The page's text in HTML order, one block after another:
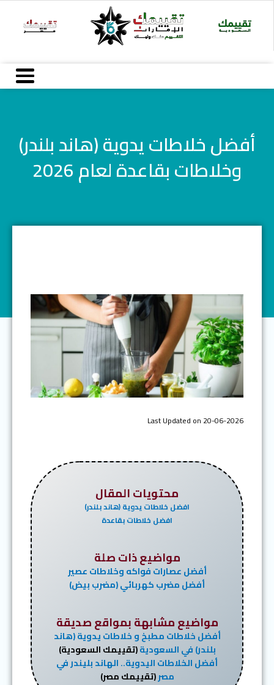
Skip
content
أفضل خلاطات يدوية (هاند بلندر)
وخلاطات بقاعدة لعام 2026
Last Updated on 20-06-2026
محتويات المقال
افضل خلاطات يدوية (هاند بلندر)
افضل خلاطات بقاعدة
مواضيع ذات صلة
أفضل عصارات فواكه وخلاطات عصير
أفضل مضرب كهربائي (مضرب بيض)
مواضيع مشابهة بمواقع صديقة
أفضل خلاطات مطبخ و خلاطات يدوية (هاند
بلندر) في السعودية(تقييمك السعودية)
أفضل الخلاطات اليدوية.. الهاند بليندر في
مصر(تقييمك مصر)